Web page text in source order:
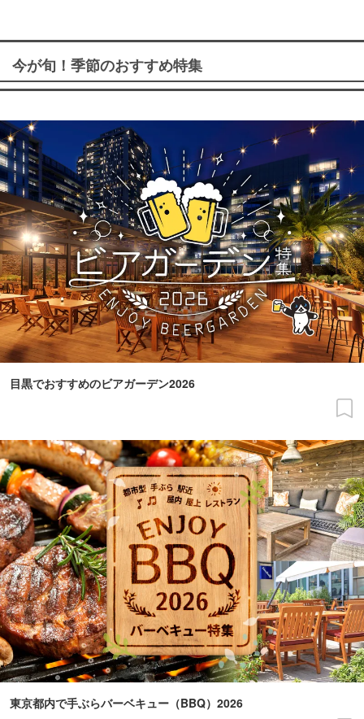
今が旬！季節のおすすめ特集
目黒でおすすめのビアガーデン2026
東京都内で手ぶらバーベキュー（BBQ）2026